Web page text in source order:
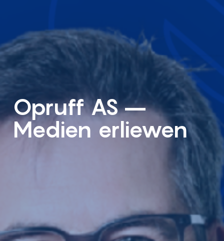
Opruff AS –
Medien erliewen